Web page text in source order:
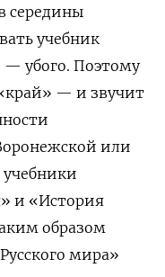
середины
учебник
— убого. Поэтому
— и звучит
или
учебники
и «История
образом
мира»